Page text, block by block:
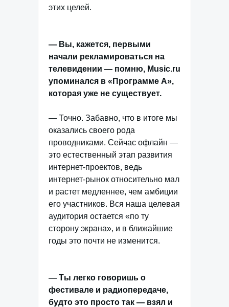
этих целей.
— Вы, кажется, первыми
начали рекламироваться на
телевидении — помню, Music.ru
упоминался в «Программе А»,
которая уже не существует.
— Точно. Забавно, что в итоге мы
оказались своего рода
проводниками. Сейчас офлайн —
это естественный этап развития
интернет-проектов, ведь
интернет-рынок относительно мал
и растет медленнее, чем амбиции
его участников. Вся наша целевая
аудитория остается «по ту
сторону экрана», и в ближайшие
годы это почти не изменится.
— Ты легко говоришь о
фестивале и радиопередаче,
будто это просто так — взял и